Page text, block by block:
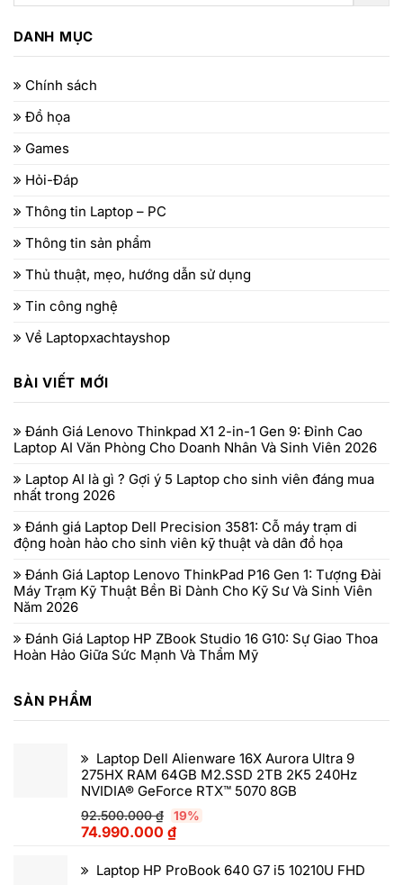
DANH MỤC
Chính sách
Đồ họa
Games
Hỏi-Đáp
Thông tin Laptop – PC
Thông tin sản phẩm
Thủ thuật, mẹo, hướng dẫn sử dụng
Tin công nghệ
Về Laptopxachtayshop
BÀI VIẾT MỚI
Đánh Giá Lenovo Thinkpad X1 2-in-1 Gen 9: Đỉnh Cao
Laptop AI Văn Phòng Cho Doanh Nhân Và Sinh Viên 2026
Laptop AI là gì ? Gợi ý 5 Laptop cho sinh viên đáng mua
nhất trong 2026
Đánh giá Laptop Dell Precision 3581: Cỗ máy trạm di
động hoàn hảo cho sinh viên kỹ thuật và dân đồ họa
Đánh Giá Laptop Lenovo ThinkPad P16 Gen 1: Tượng Đài
Máy Trạm Kỹ Thuật Bền Bỉ Dành Cho Kỹ Sư Và Sinh Viên
Năm 2026
Đánh Giá Laptop HP ZBook Studio 16 G10: Sự Giao Thoa
Hoàn Hảo Giữa Sức Mạnh Và Thẩm Mỹ
SẢN PHẨM
Laptop Dell Alienware 16X Aurora Ultra 9
275HX RAM 64GB M2.SSD 2TB 2K5 240Hz
NVIDIA® GeForce RTX™ 5070 8GB
92.500.000₫ 19%
74.990.000 ₫
Laptop HP ProBook 640 G7 i5 10210U FHD